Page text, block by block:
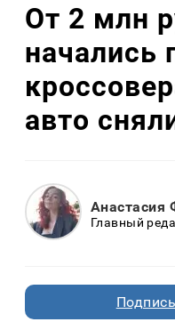
От 2 млн
начались
авто
Анастасия
Главный